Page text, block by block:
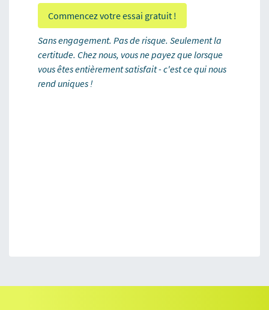
Commencez votre essai gratuit !
Sans engagement. Pas de risque. Seulement la
certitude. Chez nous, vous ne payez que lorsque
vous êtes entièrement satisfait - c'est ce qui nous
rend uniques !